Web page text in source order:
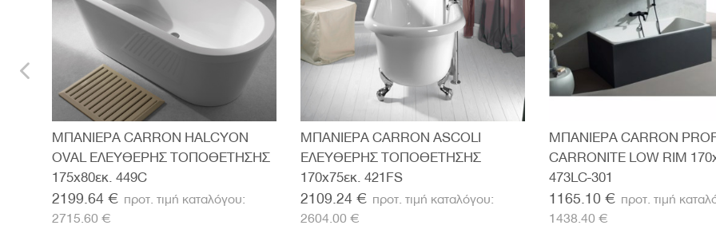
ΜΠΑΝΙΕΡΑ CARRON HALCYON
OVAL ΕΛΕΥΘΕΡΗΣ ΤΟΠΟΘΕΤΗΣΗΣ
175x80εκ. 449C
2199.64 €
2715.60 €
ΜΠΑΝΙΕΡΑ CARRON ASCOLI
ΕΛΕΥΘΕΡΗΣ ΤΟΠΟΘΕΤΗΣΗΣ
170x75εκ. 421FS
2109.24 €
2604.00 €
ΜΠΑΝΙΕΡΑ CARRON
CARRONITE LOW RIM
473LC-301
1165.10 €
1438.40 €